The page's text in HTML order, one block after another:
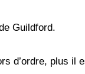
Guildford.
d’ordre, plus il